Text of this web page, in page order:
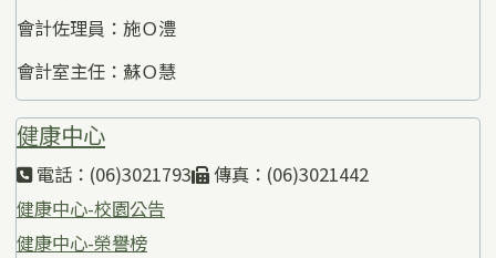
會計佐理員：施Ｏ澧
會計室主任：蘇Ｏ慧
健康中心
電話：(06)3021793
傳真：(06)3021442
健康中心-校園公告
健康中心-榮譽榜